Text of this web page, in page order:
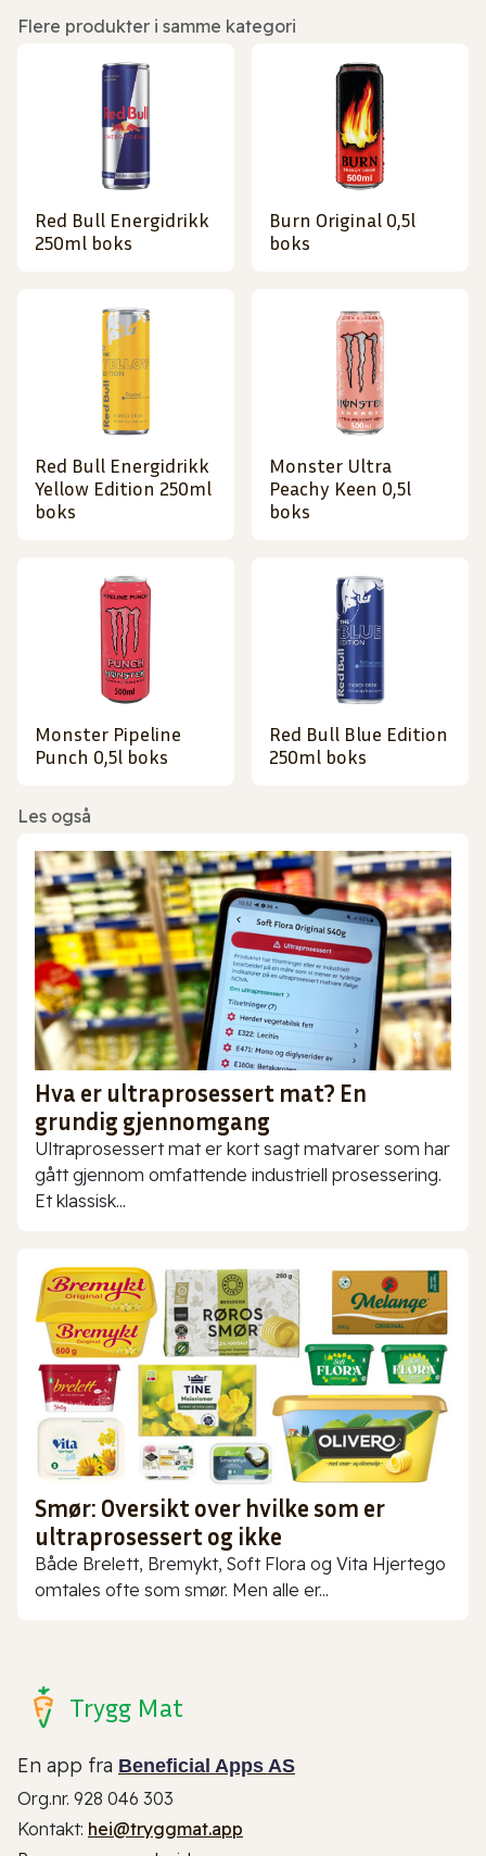
Flere produkter i samme kategori
Red Bull Energidrikk
250ml boks
Burn Original 0,5l
boks
Red Bull Energidrikk
Yellow Edition 250ml
boks
Monster Ultra
Peachy Keen 0,5l
boks
Monster Pipeline
Punch 0,5l boks
Red Bull Blue Edition
250ml boks
Les også
Hva er ultraprosessert mat? En
grundig gjennomgang
Ultraprosessert mat er kort sagt matvarer som har
gått gjennom omfattende industriell prosessering.
Et klassisk...
Smør: Oversikt over hvilke som er
ultraprosessert og ikke
Både Brelett, Bremykt, Soft Flora og Vita Hjertego
omtales ofte som smør. Men alle er...
Trygg Mat
En app fra Beneficial Apps AS
Org.nr. 928 046 303
Kontakt: hei@tryggmat.app